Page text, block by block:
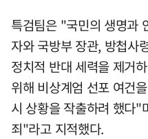
특검팀은 "국민의 생명과
자와 국방부 장관, 방첩사
정치적 반대 세력을 제거
위해 비상계엄 선포 여건
시 상황을 작출하려 했다"
죄"라고 지적했다.